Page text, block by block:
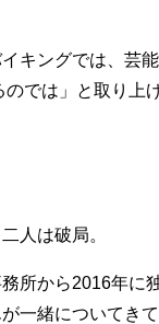
キングでは、芸
では」と取り上
人は破局。
所から2016年に
一緒についてき